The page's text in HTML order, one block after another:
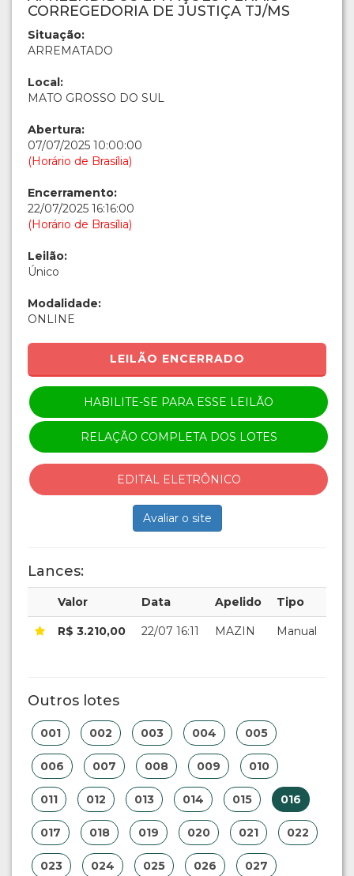
CORREGEDORIA DE JUSTIÇA TJ/MS
Situação:
ARREMATADO
Local:
MATO GROSSO DO SUL
Abertura:
07/07/2025 10:00:00
(Horário de Brasília)
Encerramento:
22/07/2025 16:16:00
(Horário de Brasília)
Leilão:
Único
Modalidade:
ONLINE
LEILÃO ENCERRADO
HABILITE-SE PARA ESSE LEILÃO
RELAÇÃO COMPLETA DOS LOTES
EDITAL ELETRÔNICO
Avaliar o site
Lances:
Valor Data Apelido Tipo
R$ 3.210,00 22/07 16:11 MAZIN Manual
Outros lotes
001 002 003 004 005
006 007 008 009 010
011 012 013 014 015 016
017 018 019 020 021 022
023 024 025 026 027